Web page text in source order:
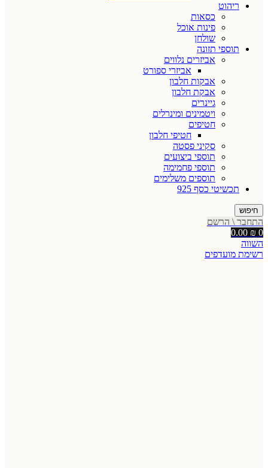
ריהוט
כסאות
פינות אוכל
שולחן
תוספי תזונה
אביזרים נלווים
אביזרי ספורט
אבקות חלבון
אבקת חלבון
גיינרים
ויטמינים ומינרלים
חטיפים
חטיפי חלבון
סקיני פסטה
תוספי ביצועים
תוספי פחמימה
תוספים משלימים
תכשיטי כסף 925
חיפוש
התחבר \ הרשם
0
0.00 ₪
השווה
רשימת מועדפים